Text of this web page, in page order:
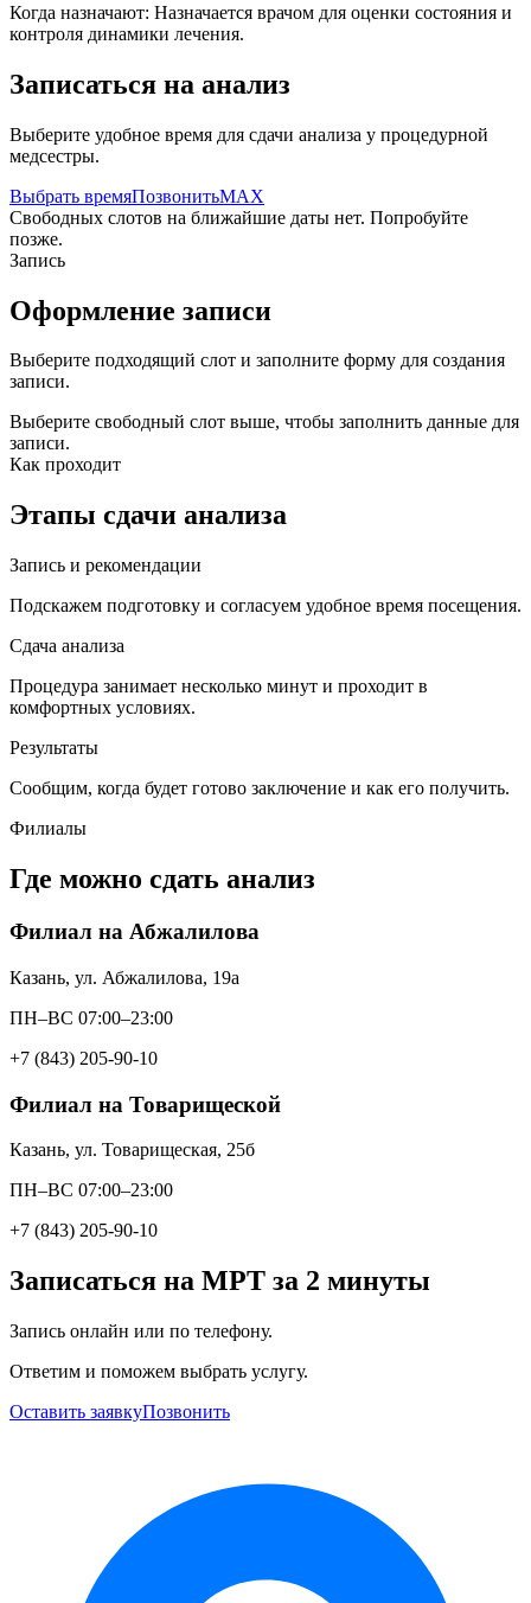
Когда назначают: Назначается врачом для оценки состояния и
контроля динамики лечения.
Записаться на анализ
Выберите удобное время для сдачи анализа у процедурной
медсестры.
Выбрать времяПозвонитьMAX
Свободных слотов на ближайшие даты нет. Попробуйте
позже.
Запись
Оформление записи
Выберите подходящий слот и заполните форму для создания
записи.
Выберите свободный слот выше, чтобы заполнить данные для
записи.
Как проходит
Этапы сдачи анализа
Запись и рекомендации
Подскажем подготовку и согласуем удобное время посещения.
Сдача анализа
Процедура занимает несколько минут и проходит в
комфортных условиях.
Результаты
Сообщим, когда будет готово заключение и как его получить.
Филиалы
Где можно сдать анализ
Филиал на Абжалилова
Казань, ул. Абжалилова, 19а
ПН–ВС 07:00–23:00
+7 (843) 205-90-10
Филиал на Товарищеской
Казань, ул. Товарищеская, 25б
ПН–ВС 07:00–23:00
+7 (843) 205-90-10
Записаться на МРТ за 2 минуты
Запись онлайн или по телефону.
Ответим и поможем выбрать услугу.
Оставить заявкуПозвонить